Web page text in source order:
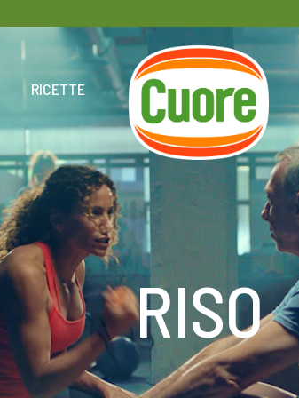
RICETTE
HOME
RISO